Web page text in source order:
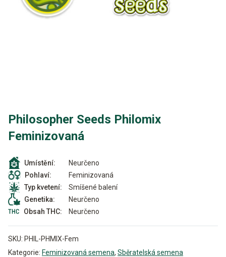
Philosopher Seeds Philomix
Feminizovaná
Umístění:
Neurčeno
Pohlaví:
Feminizovaná
Typ kvetení:
Smíšené balení
Genetika:
Neurčeno
Obsah THC:
Neurčeno
SKU: PHIL-PHMIX-Fem
Kategorie: Feminizovaná semena, Sběratelská semena